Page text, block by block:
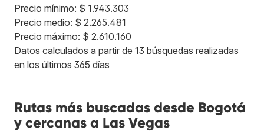
Precio mínimo: $ 1.943.303
Precio medio: $ 2.265.481
Precio máximo: $ 2.610.160
Datos calculados a partir de 13 búsquedas realizadas
en los últimos 365 días
Rutas más buscadas desde Bogotá
y cercanas a Las Vegas